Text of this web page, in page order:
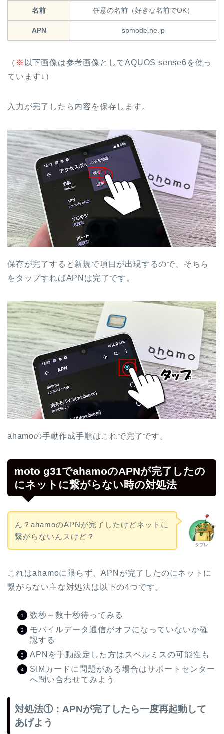
名前 任意の名前（好きな名前でOK）
APN spmode.ne.jp
（ ※ 以下画像は参考画像としてAQUOS sense6を使っ
ています↓）
入力が完了したら内容を保存します。
保存が完了すると新規で項目が出現するので、そちら
をタップすればAPNは完了です。
ahamoの手動作成手順はこれで完了です。
moto g31でahamoのAPNが完了したの
にネットに繋がらない時の対処法
タブレ
ん？ahamoのAPNが完了したけどネットに
繋がらないんスけど？
これはahamoに限らず、APNが完了したのにネットに
繋がらない主な対処法は以下の4つです。
数秒～数十秒待ってみる
モバイルデータ通信がオフになっていないか確
認する
APNを手動設定した方はスペルミスの可能性も
SIMカードに問題がある場合はサポートセンター
へ問い合わせてみよう
対処法①：APNが完了したら一度再起動して
あげよう